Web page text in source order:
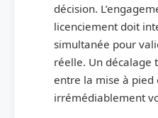
décision.
licenciement doit
simultanée pour
réelle. Un
entre la mise à pied
irrémédiablement